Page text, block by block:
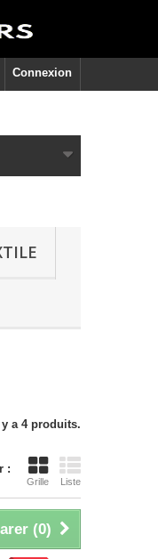
Connexion
y a 4 produits.
:
Grille Liste
(0)